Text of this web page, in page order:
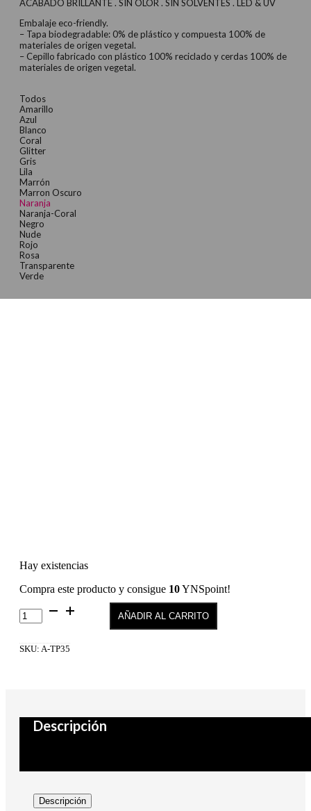
ACABADO BRILLANTE . SIN OLOR . SIN SOLVENTES . LED & UV
Embalaje eco-friendly.
– Tapa biodegradable: 0% de plástico y compuesta 100% de
materiales de origen vegetal.
– Cepillo fabricado con plástico 100% reciclado y cerdas 100% de
materiales de origen vegetal.
Todos
Amarillo
Azul
Blanco
Coral
Glitter
Gris
Lila
Marrón
Marron Oscuro
Naranja
Naranja-Coral
Negro
Nude
Rojo
Rosa
Transparente
Verde
Hay existencias
Compra este producto y consigue 10YNSpoint!
True
Pure
cantidad
AÑADIR AL CARRITO
SKU: A-TP35
Descripción
Descripción